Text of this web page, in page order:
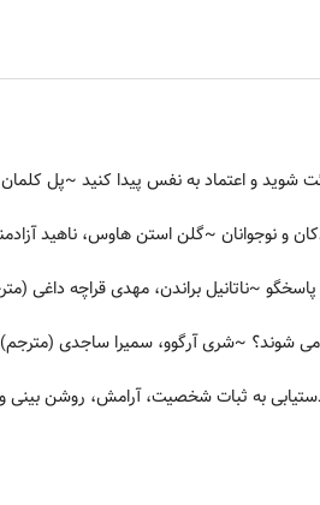
شوید و اعتماد به نفس پیدا کنید ~پل
و نوجوانان ~گلن استن هاوس، ناهید
~ناتانیل براندن، مهدی قراچه داغی
شوند؟ ~شری آرگوو، سمیرا ساجدی (مترجم)
به ثبات شخصیت، آرامش، روشن بینی و